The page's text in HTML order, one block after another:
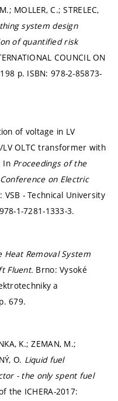
MOLLER, C.; STRELEC,
system design
of quantified risk
COUNCIL ON
198 p. ISBN: 978-2-85873-
of voltage in LV
OLTC transformer with
In Proceedings of the
on Electric
VSB - Technical University
1-7281-1333-3.
Heat Removal System
Fluent. Brno: Vysoké
a
p. 679.
K.; ZEMAN, M.;
O. Liquid fuel
- the only spent fuel
the ICHERA-2017: